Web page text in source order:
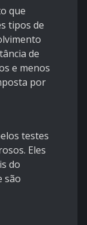
que
tipos de
de
e menos
por
testes
Eles
do
são